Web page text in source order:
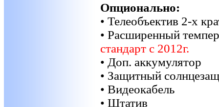
Опционально:
• Телеобъектив 2-х
• Расширенный
стандарт с 2012г.
• Доп. аккумулятор
• Защитный
• Видеокабель
• Штатив